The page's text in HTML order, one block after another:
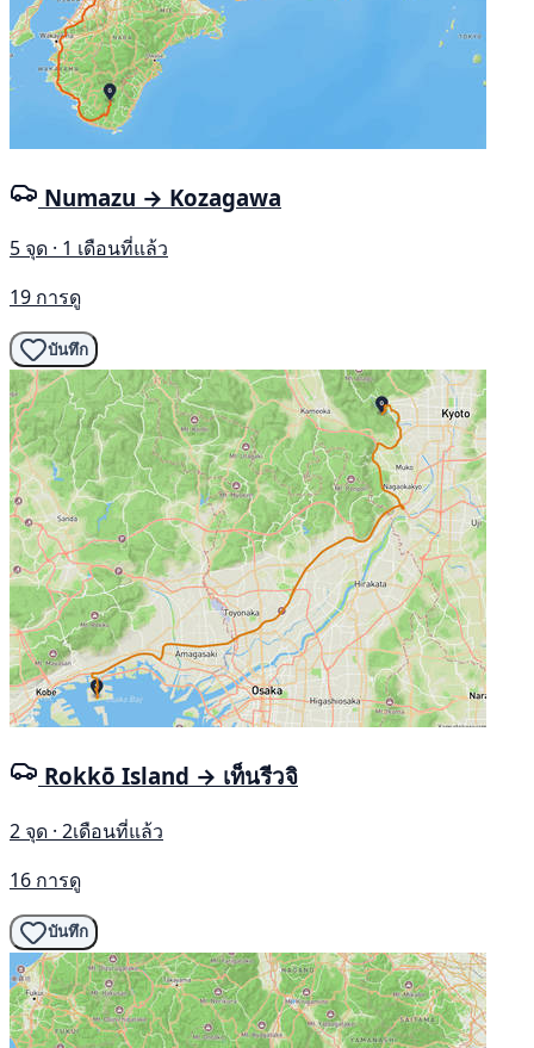
Numazu → Kozagawa
5 จุด · 1 เดือนที่แล้ว
19 การดู
บันทึก
Rokkō Island → เท็นรีวจิ
2 จุด · 2เดือนที่แล้ว
16 การดู
บันทึก